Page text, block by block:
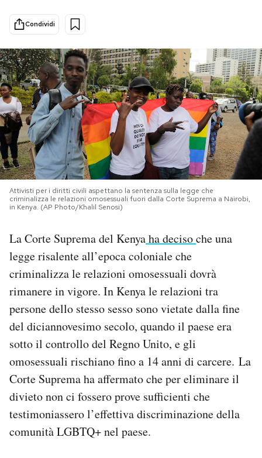
Sport
PODCAST
NEWSLETTER
I MIEI PREFERITI
SHOP
AREA PERSONALE
Area Personale
Newsletter
Notifiche mobile
Esci
Condividi
Attivisti per i diritti civili aspettano la sentenza sulla legge che
criminalizza le relazioni omosessuali fuori dalla Corte Suprema a Nairobi,
in Kenya. (AP Photo/Khalil Senosi)
La Corte Suprema del Kenyaha decisoche una
legge risalente all’epoca coloniale che
criminalizza le relazioni omosessuali dovrà
rimanere in vigore. In Kenya le relazioni tra
persone dello stesso sesso sono vietate dalla fine
del diciannovesimo secolo, quando il paese era
sotto il controllo del Regno Unito, e gli
omosessuali rischiano fino a 14 anni di carcere. La
Corte Suprema ha affermato che per eliminare il
divieto non ci fossero prove sufficienti che
testimoniassero l’effettiva discriminazione della
comunità LGBTQ+ nel paese.